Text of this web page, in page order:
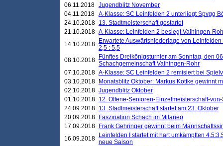
06.11.2018 Jugendblitz November
04.11.2018 A-Klasse: SC Leinfelden 2 unterliegt Spvgg
24.10.2018 13. Stadtmeisterschaft gestartet
21.10.2018 A-Klasse: Leinfelden 2 besiegt Vaihingen-
14.10.2018
Erwartete Auswärtsniederlage von
2,5 : 5,5
08.10.2018
Fünftes Dreikönigsturnier am Sonntag, den
Schachgemeinschaft Vaihingen-Rohr
07.10.2018 A-Klasse: SC Leinfelden 2 remisiert bei
03.10.2018
Monatsblitz Oktober: Markus Kottke gewinnt
02.10.2018 Jugendblitz Oktober
01.10.2018 12. Offene-Senioren-Einzelmeisterschaft-
24.09.2018 13. Stadtmeisterschaft startet am 23. Oktober
20.09.2018
Faszination Schach im Milaneo
17.09.2018
Frank Gehringer gewinnt beim
16.09.2018
Leinfelden I startet mit hart umkämpften
neue Saison